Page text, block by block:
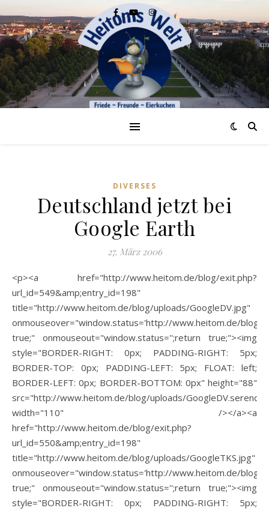
DIVERSES
Deutschland jetzt bei
Google Earth
27. März 2006
<p><a href="http://www.heitom.de/blog/exit.php?
url_id=549&amp;entry_id=198"
title="http://www.heitom.de/blog/uploads/GoogleDV.jpg"
onmouseover="window.status='http://www.heitom.de/blog/
true;" onmouseout="window.status='';return true;"><img
style="BORDER-RIGHT: 0px; PADDING-RIGHT: 5px;
BORDER-TOP: 0px; PADDING-LEFT: 5px; FLOAT: left;
BORDER-LEFT: 0px; BORDER-BOTTOM: 0px" height="88"
src="http://www.heitom.de/blog/uploads/
width="110" /></a><a
href="http://www.heitom.de/blog/exit.php?
url_id=550&amp;entry_id=198"
title="http://www.heitom.de/blog/uploads/GoogleTKS.jpg"
onmouseover="window.status='http://www.heitom.de/blog/
true;" onmouseout="window.status='';return true;"><img
style="BORDER-RIGHT: 0px; PADDING-RIGHT: 5px;